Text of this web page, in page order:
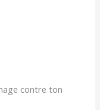
contre ton